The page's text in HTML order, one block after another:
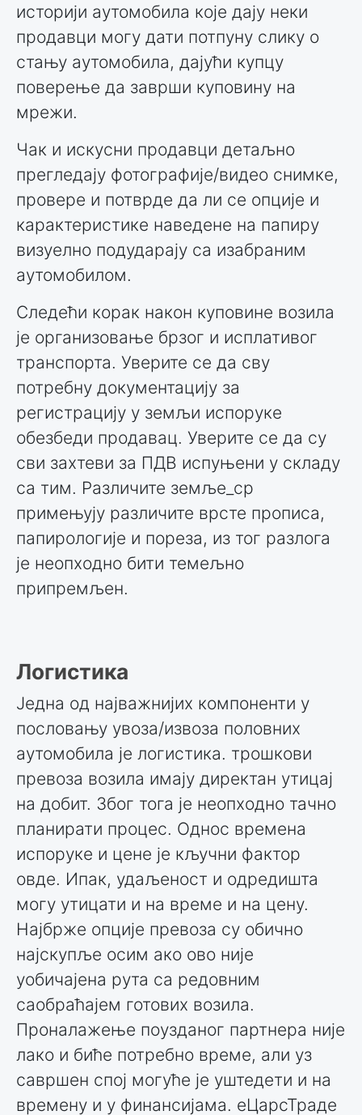
историји аутомобила које дају неки
продавци могу дати потпуну слику о
стању аутомобила, дајући купцу
поверење да заврши куповину на
мрежи.
Чак и искусни продавци детаљно
прегледају фотографије/видео снимке,
провере и потврде да ли се опције и
карактеристике наведене на папиру
визуелно подударају са изабраним
аутомобилом.
Следећи корак након куповине возила
је организовање брзог и исплативог
транспорта. Уверите се да сву
потребну документацију за
регистрацију у земљи испоруке
обезбеди продавац. Уверите се да су
сви захтеви за ПДВ испуњени у складу
са тим. Различите земље_ср
примењују различите врсте прописа,
папирологије и пореза, из тог разлога
је неопходно бити темељно
припремљен.
Логистика
Једна од најважнијих компоненти у
пословању увоза/извоза половних
аутомобила је логистика. трошкови
превоза возила имају директан утицај
на добит. Због тога је неопходно тачно
планирати процес. Однос времена
испоруке и цене је кључни фактор
овде. Ипак, удаљеност и одредишта
могу утицати и на време и на цену.
Најбрже опције превоза су обично
најскупље осим ако ово није
уобичајена рута са редовним
саобраћајем готових возила.
Проналажење поузданог партнера није
лако и биће потребно време, али уз
савршен спој могуће је уштедети и на
времену и у финансијама. еЦарсТраде